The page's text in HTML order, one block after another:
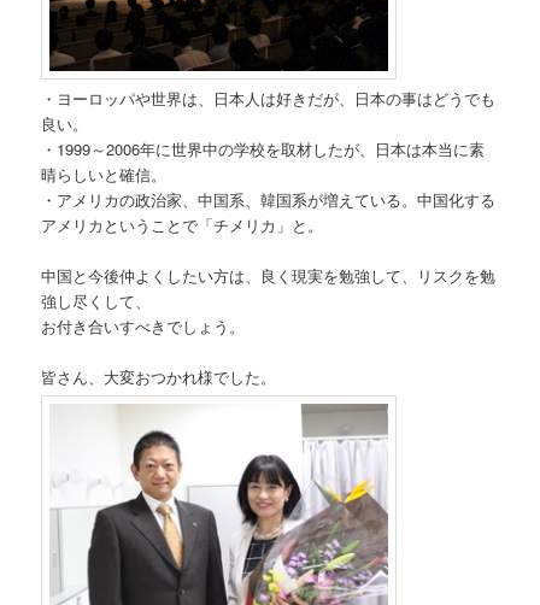
・ヨーロッパや世界は、日本人は好きだが、日本の事はどうでも
良い。
・1999～2006年に世界中の学校を取材したが、日本は本当に素
晴らしいと確信。
・アメリカの政治家、中国系、韓国系が増えている。中国化する
アメリカということで「チメリカ」と。
中国と今後仲よくしたい方は、良く現実を勉強して、リスクを勉
強し尽くして、
お付き合いすべきでしょう。
皆さん、大変おつかれ様でした。